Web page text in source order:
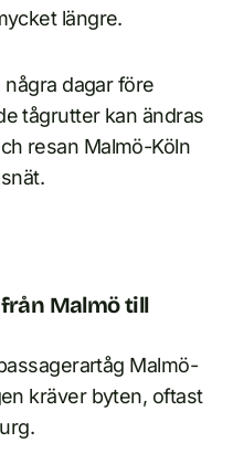
längre.
dagar före
tågrutter kan ändras
resan Malmö-Köln
Malmö till
Malmö-
kräver byten, oftast